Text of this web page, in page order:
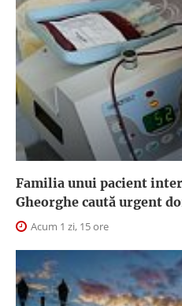
Familia unui pacient
Gheorghe caută urgent
Acum 1 zi, 15 ore